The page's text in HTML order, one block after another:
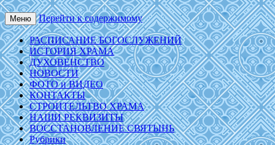
Меню Перейти к содержимому
РАСПИСАНИЕ БОГОСЛУЖЕНИЙ
ИСТОРИЯ ХРАМА
ДУХОВЕНСТВО
НОВОСТИ
ФОТО и ВИДЕО
КОНТАКТЫ
СТРОИТЕЛЬТВО ХРАМА
НАШИ РЕКВИЗИТЫ
ВОССТАНОВЛЕНИЕ СВЯТЫНЬ
Рубрики